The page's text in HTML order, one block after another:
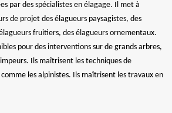
par des spécialistes en élagage. Il met à
de projet des élagueurs paysagistes, des
fruitiers, des élagueurs ornementaux.
pour des interventions sur de grands arbres,
Ils maîtrisent les techniques de
les alpinistes. Ils maîtrisent les travaux en